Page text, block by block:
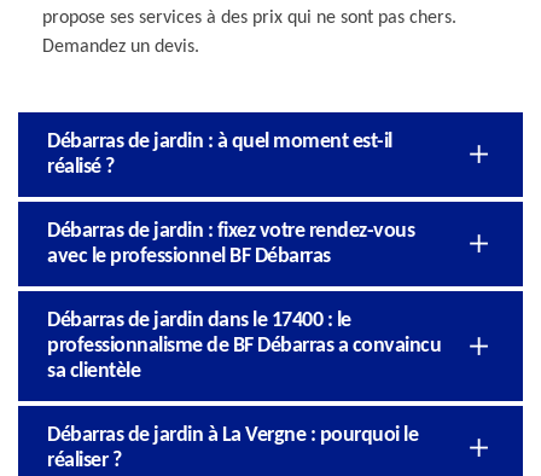
propose ses services à des prix qui ne sont pas chers.
Demandez un devis.
Débarras de jardin : à quel moment est-il
réalisé ?
Débarras de jardin : fixez votre rendez-vous
avec le professionnel BF Débarras
Débarras de jardin dans le 17400 : le
professionnalisme de BF Débarras a convaincu
sa clientèle
Débarras de jardin à La Vergne : pourquoi le
réaliser ?